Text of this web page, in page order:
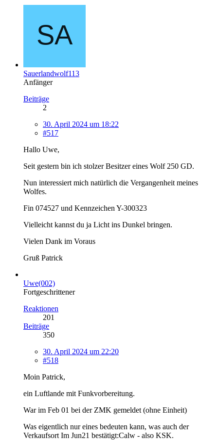
Sauerlandwolf113
Anfänger
Beiträge
2
30. April 2024 um 18:22
#517
Hallo Uwe,
Seit gestern bin ich stolzer Besitzer eines Wolf 250 GD.
Nun interessiert mich natürlich die Vergangenheit meines
Wolfes.
Fin 074527 und Kennzeichen Y-300323
Vielleicht kannst du ja Licht ins Dunkel bringen.
Vielen Dank im Voraus
Gruß Patrick
Uwe(002)
Fortgeschrittener
Reaktionen
201
Beiträge
350
30. April 2024 um 22:20
#518
Moin Patrick,
ein Luftlande mit Funkvorbereitung.
War im Feb 01 bei der ZMK gemeldet (ohne Einheit)
Was eigentlich nur eines bedeuten kann, was auch der
Verkaufsort Im Jun21 bestätigt:Calw - also KSK.